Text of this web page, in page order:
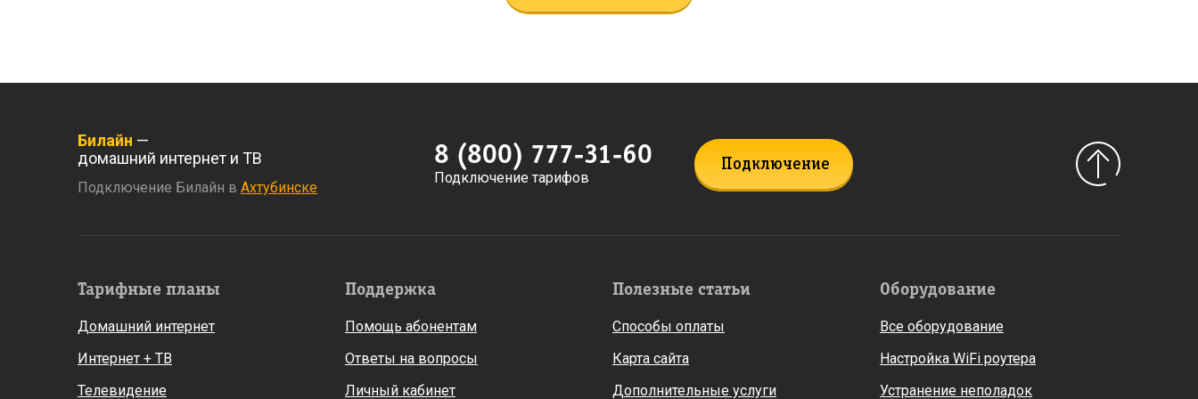
Билайн —
домашний интернет и ТВ
Подключение Билайн в Ахтубинске
8 (800) 777-31-60
Подключение тарифов
Подключение
Тарифные планы
Домашний интернет
Интернет + ТВ
Телевидение
Поддержка
Помощь абонентам
Ответы на вопросы
Личный кабинет
Полезные статьи
Способы оплаты
Карта сайта
Дополнительные услуги
Оборудование
Все оборудование
Настройка WiFi роутера
Устранение неполадок